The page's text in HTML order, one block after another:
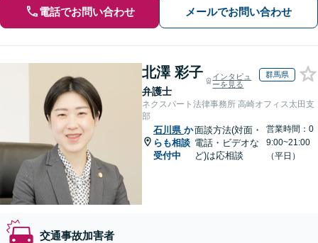
電話でお問い合わせ メールでお問い合わせ
北澤 彩子
弁護士
インタビュ
ーを見る
群馬県
ネクスパート法律事務所 高崎オフィス太田支
部
石川県 か
らも相談
受付中
面談方法(対面・
電話・ビデオな
ど)は応相談
営業時間：0
9:00~21:00
（平日）
交通事故加害者